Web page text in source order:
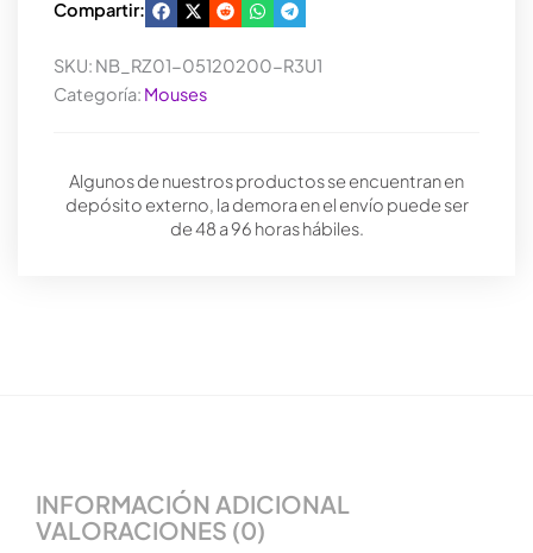
Compartir:
SKU: NB_RZ01-05120200-R3U1
Categoría: Mouses
Algunos de nuestros productos se encuentran en
depósito externo, la demora en el envío puede ser
de 48 a 96 horas hábiles.
INFORMACIÓN ADICIONAL
VALORACIONES (0)